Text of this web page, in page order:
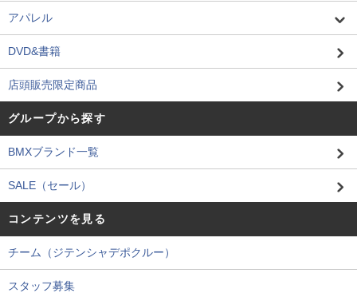
アパレル
DVD&書籍
店頭販売限定商品
グループから探す
BMXブランド一覧
SALE（セール）
コンテンツを見る
チーム（ジテンシャデポクルー）
スタッフ募集